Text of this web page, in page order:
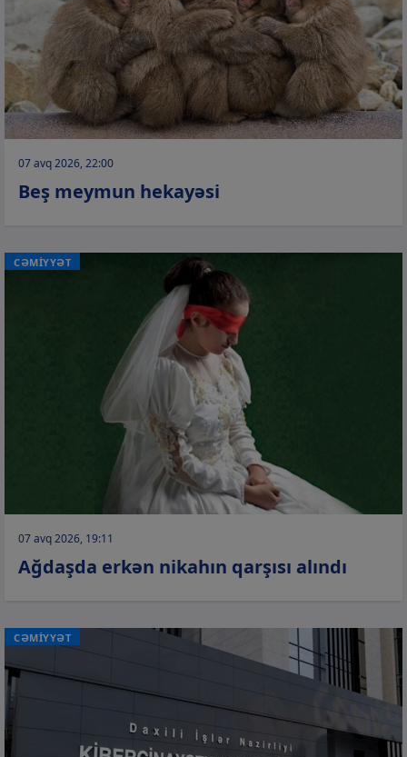
07 avq 2026, 22:00
Beş meymun hekayəsi
CƏMİYYƏT
07 avq 2026, 19:11
Ağdaşda erkən nikahın qarşısı alındı
CƏMİYYƏT